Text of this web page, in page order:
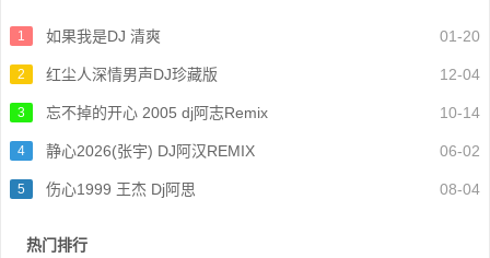
01-20
1 如果我是DJ 清爽
12-04
2 红尘人深情男声DJ珍藏版
10-14
3 忘不掉的开心 2005 dj阿志Remix
06-02
4 静心2026(张宇) DJ阿汉REMIX
08-04
5 伤心1999 王杰 Dj阿思
热门排行